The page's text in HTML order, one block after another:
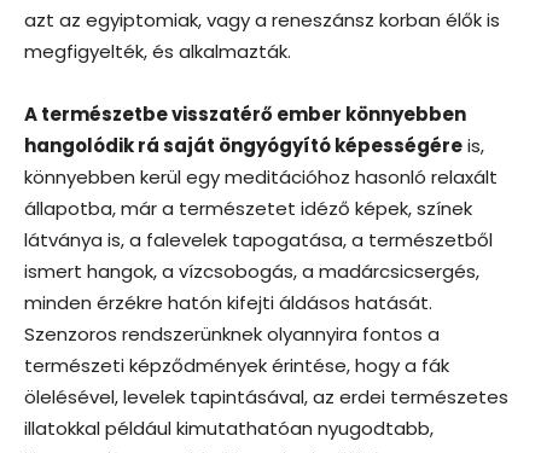
azt az egyiptomiak, vagy a reneszánsz korban élők is
megfigyelték, és alkalmazták.
A természetbe visszatérő ember könnyebben
hangolódik rá saját öngyógyító képességéreis,
könnyebben kerül egy meditációhoz hasonló relaxált
állapotba, már a természetet idéző képek, színek
látványa is, a falevelek tapogatása, a természetből
ismert hangok, a vízcsobogás, a madárcsicsergés,
minden érzékre hatón kifejti áldásos hatását.
Szenzoros rendszerünknek olyannyira fontos a
természeti képződmények érintése, hogy a fák
ölelésével, levelek tapintásával, az erdei természetes
illatokkal például kimutathatóan nyugodtabb,